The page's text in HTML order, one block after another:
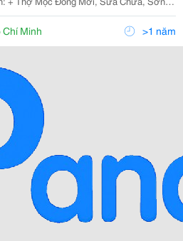
Vẹcni |Giường Gỗ | + Thợ Mộc Đóng
Sơn Pu, Đánh Bóng Vẹcni Các Loại |Tủ
Chí Minh >1 năm